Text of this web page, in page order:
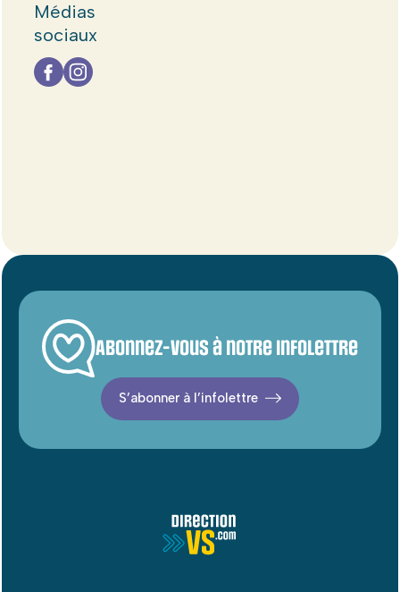
Médias
sociaux
Abonnez-vous à notre infolettre
S’abonner à l’infolettre